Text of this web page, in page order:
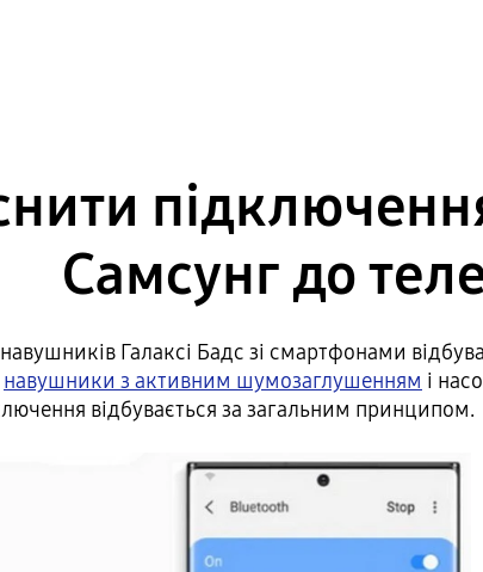
Самсунг до
Галаксі Бадс зі смартфонами
навушники з активним шумозаглушенням і
відбувається за загальним принципом.